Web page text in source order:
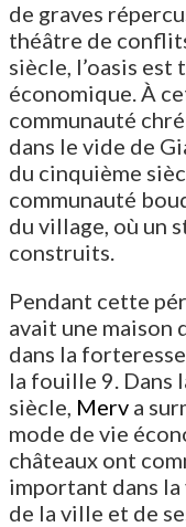
de graves
théâtre de
siècle, l’oasis
économique. À
communauté
dans le vide de
du cinquième
communauté
du village, où un
construits.
Pendant cette
avait une
dans la
la fouille 9. Dans
siècle, Merv a
mode de vie
châteaux ont
important dans
de la ville et de